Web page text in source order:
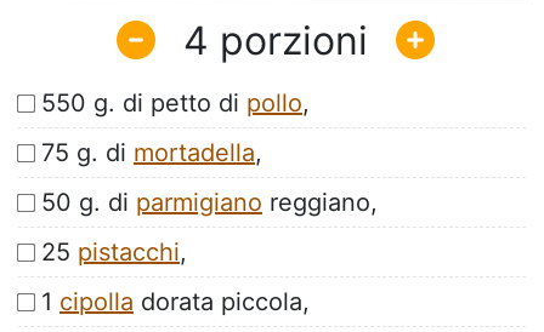
4
550 g. di petto di pollo,
75 g. di mortadella,
50 g. di parmigiano reggiano,
25 pistacchi,
1 cipolla dorata piccola,